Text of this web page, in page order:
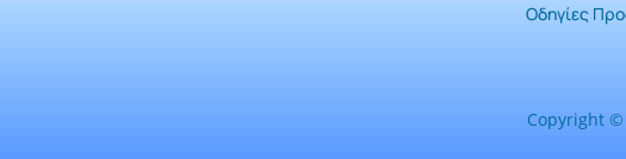
Οδηγίες
Copyright